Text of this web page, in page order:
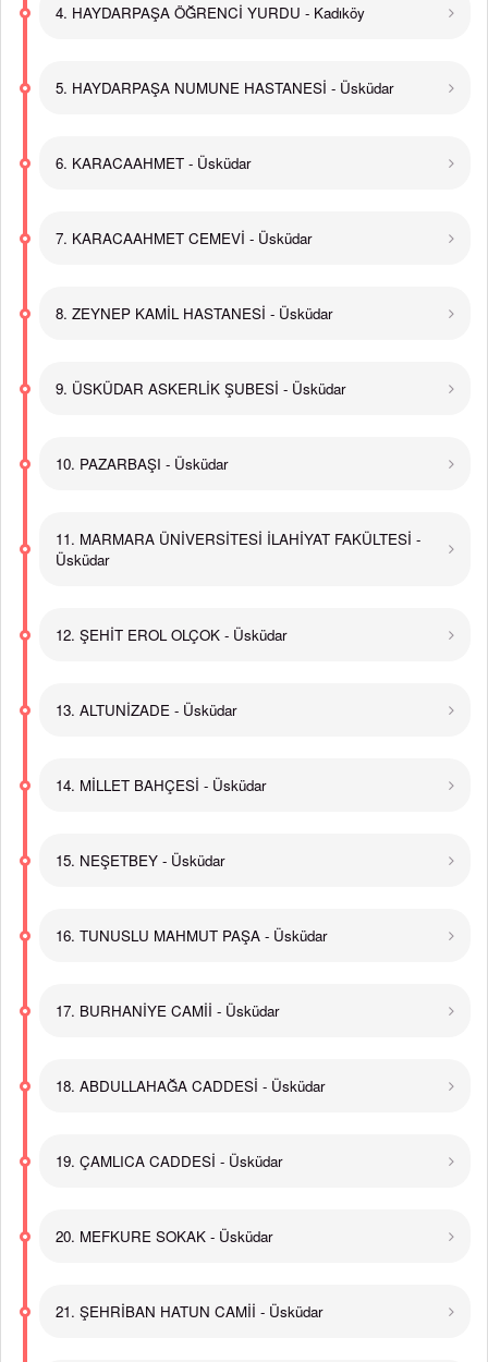
4. HAYDARPAŞA ÖĞRENCİ YURDU - Kadıköy
5. HAYDARPAŞA NUMUNE HASTANESİ - Üsküdar
6. KARACAAHMET - Üsküdar
7. KARACAAHMET CEMEVİ - Üsküdar
8. ZEYNEP KAMİL HASTANESİ - Üsküdar
9. ÜSKÜDAR ASKERLİK ŞUBESİ - Üsküdar
10. PAZARBAŞI - Üsküdar
11. MARMARA ÜNİVERSİTESİ İLAHİYAT FAKÜLTESİ -
Üsküdar
12. ŞEHİT EROL OLÇOK - Üsküdar
13. ALTUNİZADE - Üsküdar
14. MİLLET BAHÇESİ - Üsküdar
15. NEŞETBEY - Üsküdar
16. TUNUSLU MAHMUT PAŞA - Üsküdar
17. BURHANİYE CAMİİ - Üsküdar
18. ABDULLAHAĞA CADDESİ - Üsküdar
19. ÇAMLICA CADDESİ - Üsküdar
20. MEFKURE SOKAK - Üsküdar
21. ŞEHRİBAN HATUN CAMİİ - Üsküdar